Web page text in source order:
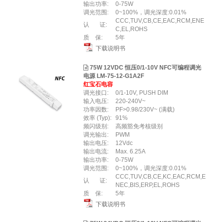
输出功率:
0-75W
调光范围:
0~100%，调光深度:0.01%
认 证:
CCC,TUV,CB,CE,EAC,RCM,ENE
C,EL,ROHS
质 保:
5年
下载说明书
75W 12VDC 恒压0/1-10V NFC可编程调光
电源 LM-75-12-G1A2F
红宝石电容
调光接口:
0/1-10V, PUSH DIM
输入电压:
220-240V~
功率因数:
PF>0.98/230V~ (满载)
效率 (Typ): 91%
频闪级别:
高频豁免考核级别
调光输出:
PWM
输出电压:
12Vdc
输出电流:
Max. 6.25A
输出功率:
0-75W
调光范围:
0~100%，调光深度:0.01%
认 证:
CCC,TUV,CB,CE,KC,EAC,RCM,E
NEC,BIS,ERP,EL,ROHS
质 保:
5年
下载说明书